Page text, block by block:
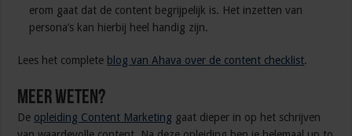
erom gaat dat de content begrijpelijk is. Het inzetten van
persona’s kan hierbij heel handig zijn.
Lees het complete blog van Ahava over de content checklist.
Meer weten?
De opleiding Content Marketing gaat dieper in op het schrijven